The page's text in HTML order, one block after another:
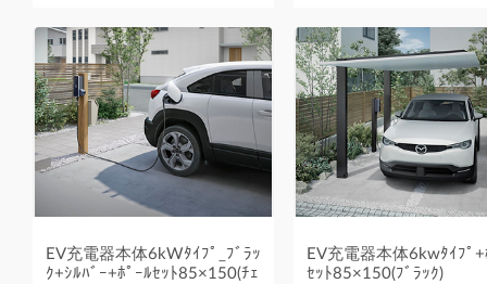
EV充電器本体6kWﾀｲﾌﾟ_ﾌﾞﾗｯ
ｸ+ｼﾙﾊﾞｰ+ﾎﾟｰﾙｾｯﾄ85×150(ﾁｪ
EV充電器本体6kwﾀｲﾌﾟ+
ｾｯﾄ85×150(ﾌﾞﾗｯｸ)